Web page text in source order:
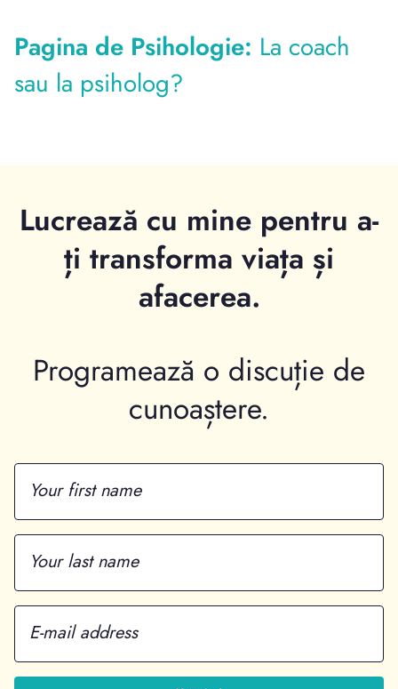
Pagina de Psihologie: La coach
sau la psiholog?
Lucrează cu mine pentru a-
ți transforma viața și
afacerea.
Programează o discuție de
cunoaștere.